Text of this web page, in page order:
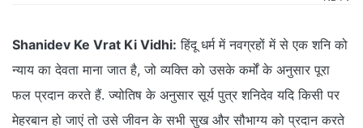
Shanidev Ke Vrat Ki Vidhi: हिंदू धर्म में नवग्रहों में से एक शनि को
न्याय का देवता माना जात है, जो व्यक्ति को उसके कर्मों के अनुसार पूरा
फल प्रदान करते हैं. ज्योतिष के अनुसार सूर्य पुत्र शनिदेव यदि किसी पर
मेहरबान हो जाएं तो उसे जीवन के सभी सुख और सौभाग्य को प्रदान करते